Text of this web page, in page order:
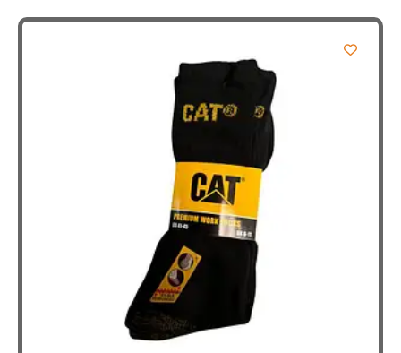
meerdere
Deze
kan
gekozen
op
de
productpagina